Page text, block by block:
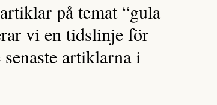
på temat “gula
vi en tidslinje för
artiklarna i